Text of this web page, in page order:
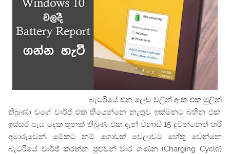
බැටරියේ එන ලෙඩ වලින් අංක එක මුලින්
තිබුණා වගේ චාර්ජ් එක තියෙන්නෙ නැතුව ඉක්මනට බහින එක.
ඉස්සර පැය දෙක තුනක් තිබුණ එක දැන් විනාඩි 15 දුවන්නෙත් හරි
අමාරුවෙන්. මේකට නම් ගොඩක් වෙලාවට හේතු වෙන්නෙ
බැටරියේ චාර්ජ් කරන්න පුළුවන් වාර ගණන (Charging Cycle)